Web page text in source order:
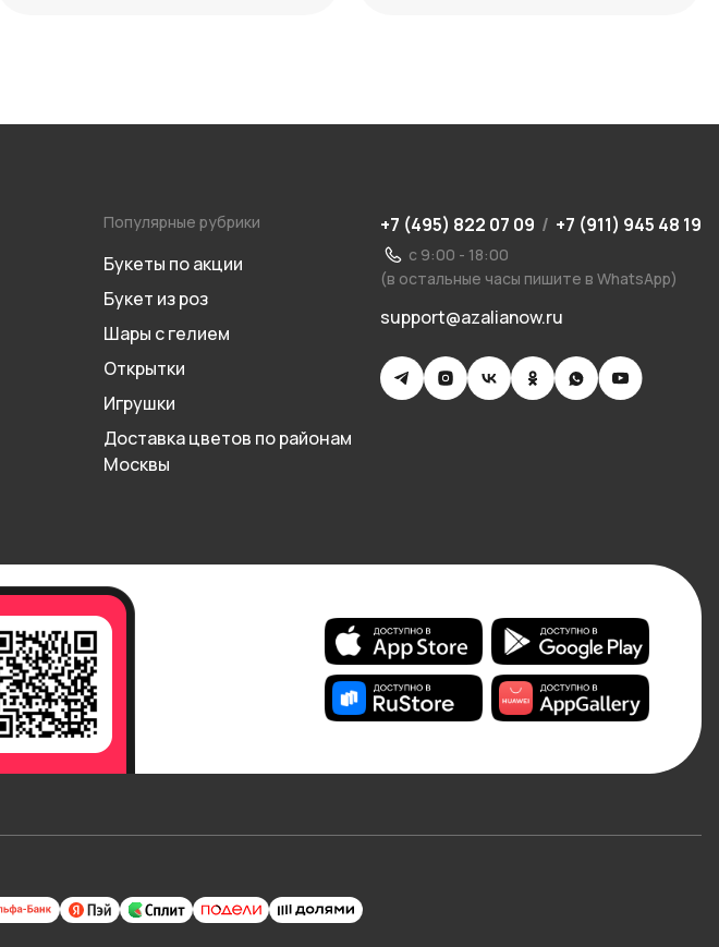
Популярные рубрики
Букеты по акции
Букет из роз
Шары с гелием
Открытки
Игрушки
Доставка цветов по районам
Москвы
+7 (495) 822 07 09 / +7 (911) 945 48 19
с 9:00 - 18:00
(в остальные часы пишите в WhatsApp)
support@azalianow.ru